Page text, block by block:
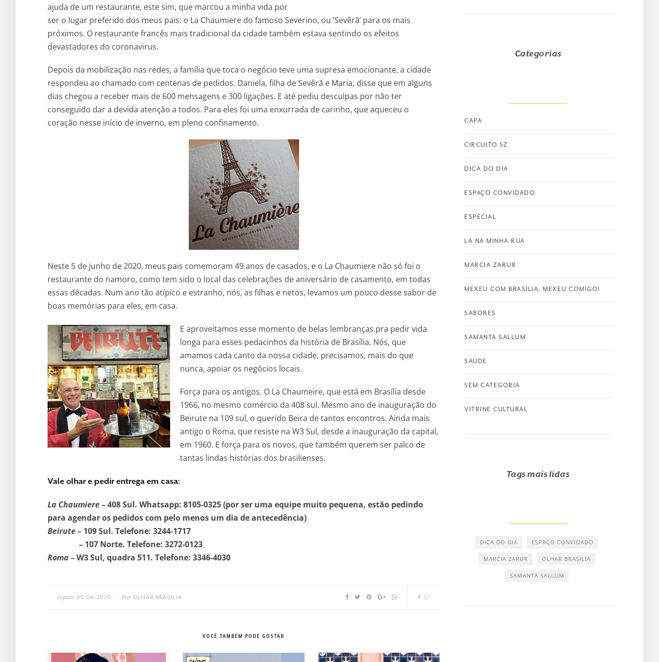
ajuda de um restaurante, este sim, que marcou a minha vida por
ser o lugar preferido dos meus pais: o La Chaumiere do famoso Severino, ou ‘Sevêrã’ para os mais
próximos. O restaurante francês mais tradicional da cidade também estava sentindo os efeitos
devastadores do coronavirus.
Depois da mobilização nas redes, a família que toca o negócio teve uma supresa emocionante, a cidade
respondeu ao chamado com centenas de pedidos. Daniela, filha de Sevêrã e Maria, disse que em alguns
dias chegou a receber mais de 600 mensagens e 300 ligações. E até pediu desculpas por não ter
conseguido dar a devida atenção a todos. Para eles foi uma enxurrada de carinho, que aqueceu o
coração nesse início de inverno, em pleno confinamento.
Neste 5 de junho de 2020, meus pais comemoram 49 anos de casados, e o La Chaumiere não só foi o
restaurante do namoro, como tem sido o local das celebrações de aniversário de casamento, em todas
essas décadas. Num ano tão atípico e estranho, nós, as filhas e netos, levamos um pouco desse sabor de
boas memórias para eles, em casa.
E aproveitamos esse momento de belas lembranças pra pedir vida
longa para esses pedacinhos da história de Brasília. Nós, que
amamos cada canto da nossa cidade, precisamos, mais do que
nunca, apoiar os negócios locais.
Força para os antigos. O La Chaumeire, que está em Brasília desde
1966, no mesmo comércio da 408 sul. Mesmo ano de inauguração do
Beirute na 109 sul, o querido Beira de tantos encontros. Ainda mais
antigo o Roma, que resiste na W3 Sul, desde a inauguração da capital,
em 1960. E força para os novos, que também querem ser palco de
tantas lindas histórias dos brasilienses.
Vale olhar e pedir entrega em casa:
La Chaumiere– 408 Sul. Whatsapp: 8105-0325 (por ser uma equipe muito pequena, estão pedindo
para agendar os pedidos com pelo menos um dia de antecedência)
Beirute– 109 Sul. Telefone: 3244-1717
– 107 Norte. Telefone: 3272-0123
Roma– W3 Sul, quadra 511. Telefone: 3346-4030
Ligado 05/06/2020 • Por OLHAR BRASÍLIA 4
VOCÊ TAMBÉM PODE GOSTAR
Categorias
CAPA
CIRCUITO SZ
DICA DO DIA
ESPAÇO CONVIDADO
ESPECIAL
LÁ NA MINHA RUA
MARCIA ZARUR
MEXEU COM BRASÍLIA, MEXEU COMIGO!
SABORES
SAMANTA SALLUM
SAÚDE
SEM CATEGORIA
VITRINE CULTURAL
Tags mais lidas
DICA DO DIA ESPAÇO CONVIDADO
MARCIA ZARUR OLHAR BRASILIA
SAMANTA SALLUM